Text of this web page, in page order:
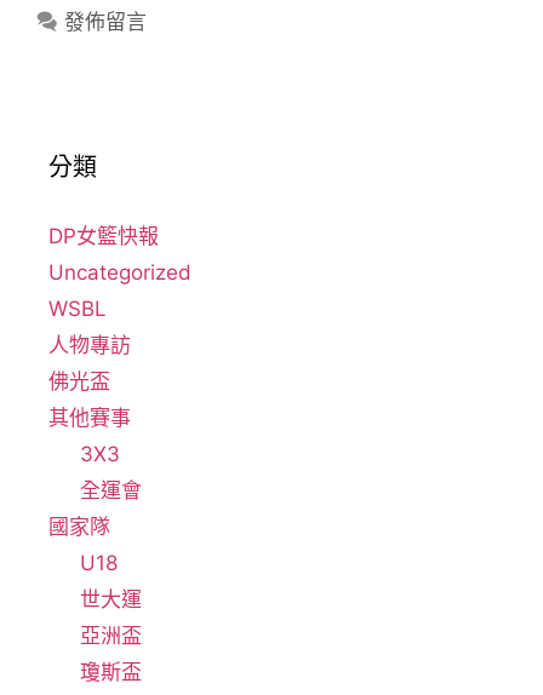
發佈留言
分類
DP女籃快報
Uncategorized
WSBL
人物專訪
佛光盃
其他賽事
3X3
全運會
國家隊
U18
世大運
亞洲盃
瓊斯盃